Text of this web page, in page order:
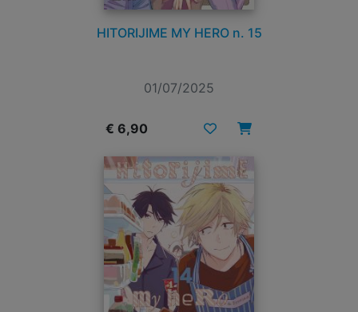
HITORIJIME MY HERO n. 15
01/07/2025
€ 6,90